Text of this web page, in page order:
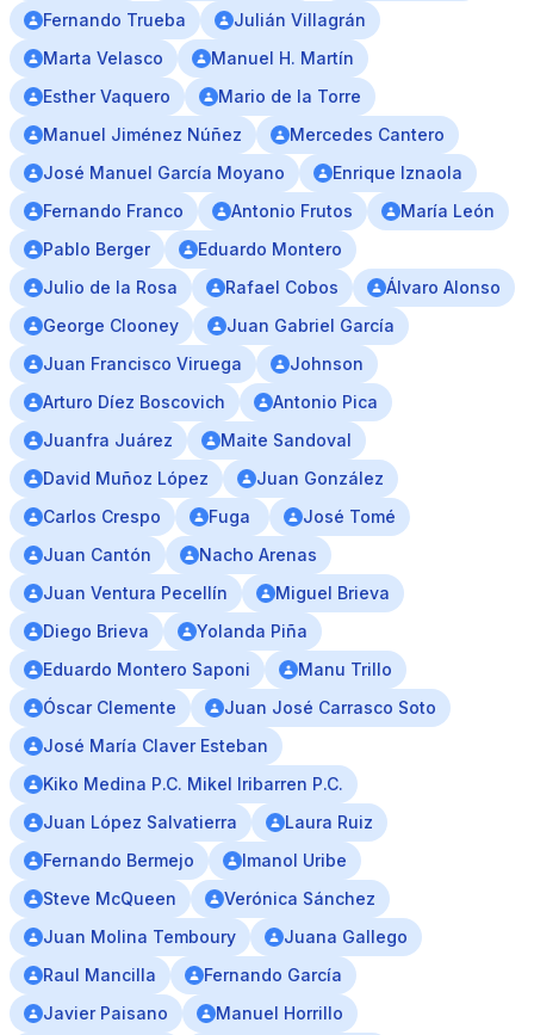
Fernando Trueba
Julián Villagrán
Marta Velasco
Manuel H. Martín
Esther Vaquero
Mario de la Torre
Manuel Jiménez Núñez
Mercedes Cantero
José Manuel García Moyano
Enrique Iznaola
Fernando Franco
Antonio Frutos
María León
Pablo Berger
Eduardo Montero
Julio de la Rosa
Rafael Cobos
Álvaro Alonso
George Clooney
Juan Gabriel García
Juan Francisco Viruega
Johnson
Arturo Díez Boscovich
Antonio Pica
Juanfra Juárez
Maite Sandoval
David Muñoz López
Juan González
Carlos Crespo
Fuga 
José Tomé
Juan Cantón
Nacho Arenas
Juan Ventura Pecellín
Miguel Brieva
Diego Brieva
Yolanda Piña
Eduardo Montero Saponi
Manu Trillo
Óscar Clemente
Juan José Carrasco Soto
José María Claver Esteban
Kiko Medina P.C. Mikel Iribarren P.C.
Juan López Salvatierra
Laura Ruiz
Fernando Bermejo
Imanol Uribe
Steve McQueen
Verónica Sánchez
Juan Molina Temboury
Juana Gallego
Raul Mancilla
Fernando García
Javier Paisano
Manuel Horrillo